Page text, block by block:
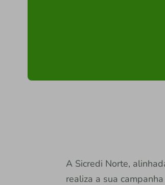
A Sicredi Norte,
realiza a sua